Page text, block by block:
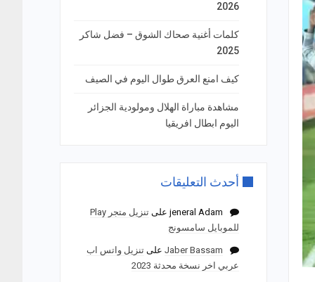
2026
كلمات أغنية صحاك الشوق – فضل شاكر
2025
كيف امنع العرق طوال اليوم في الصيف
مشاهدة مباراة الهلال ومولودية الجزائر
اليوم ابطال افريقيا
أحدث التعليقات
jeneral Adamعلى
تنزيل متجر Play
للموبايل سامسونج
Jaber Bassamعلى تنزيل واتس اب
عربي اخر نسخة محدثة 2023